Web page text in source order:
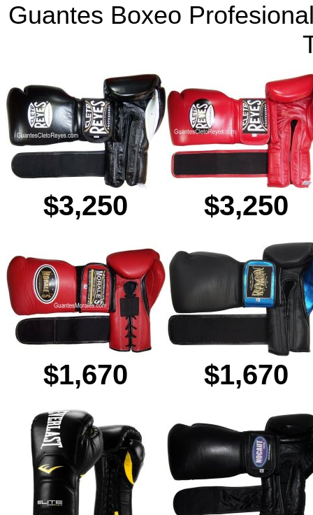
Guantes Boxeo
$3,250 $3,250
$1,670 $1,670